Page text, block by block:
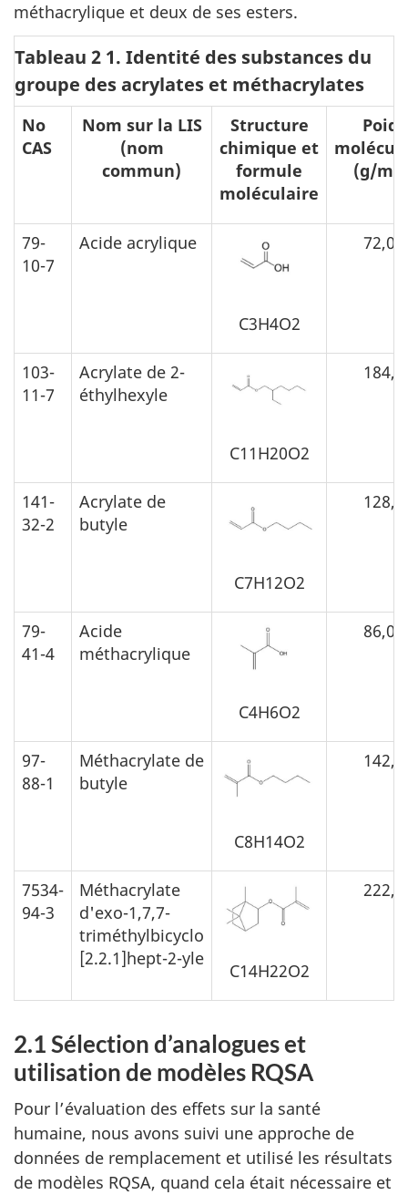
méthacrylique et deux de ses esters.
Tableau 2 1. Identité des substances du
groupe des acrylates et méthacrylates
No
CAS
Nom sur la LIS
(nom
commun)
Structure
chimique et
formule
moléculaire
Poids
(g/
79-
10-7
Acide acrylique
C3H4O2
72,06
103-
11-7
Acrylate de 2-
éthylhexyle
C11H20O2
184,3
141-
32-2
Acrylate de
butyle
C7H12O2
128,2
79-
41-4
Acide
méthacrylique
C4H6O2
86,09
97-
88-1
Méthacrylate de
butyle
C8H14O2
142,2
7534-
94-3
Méthacrylate
d'exo-1,7,7-
triméthylbicyclo
[2.2.1]hept-2-yle
C14H22O2
222,3
2.1 Sélection d’analogues et
utilisation de modèles RQSA
Pour l’évaluation des effets sur la santé
humaine, nous avons suivi une approche de
données de remplacement et utilisé les résultats
de modèles RQSA, quand cela était nécessaire et